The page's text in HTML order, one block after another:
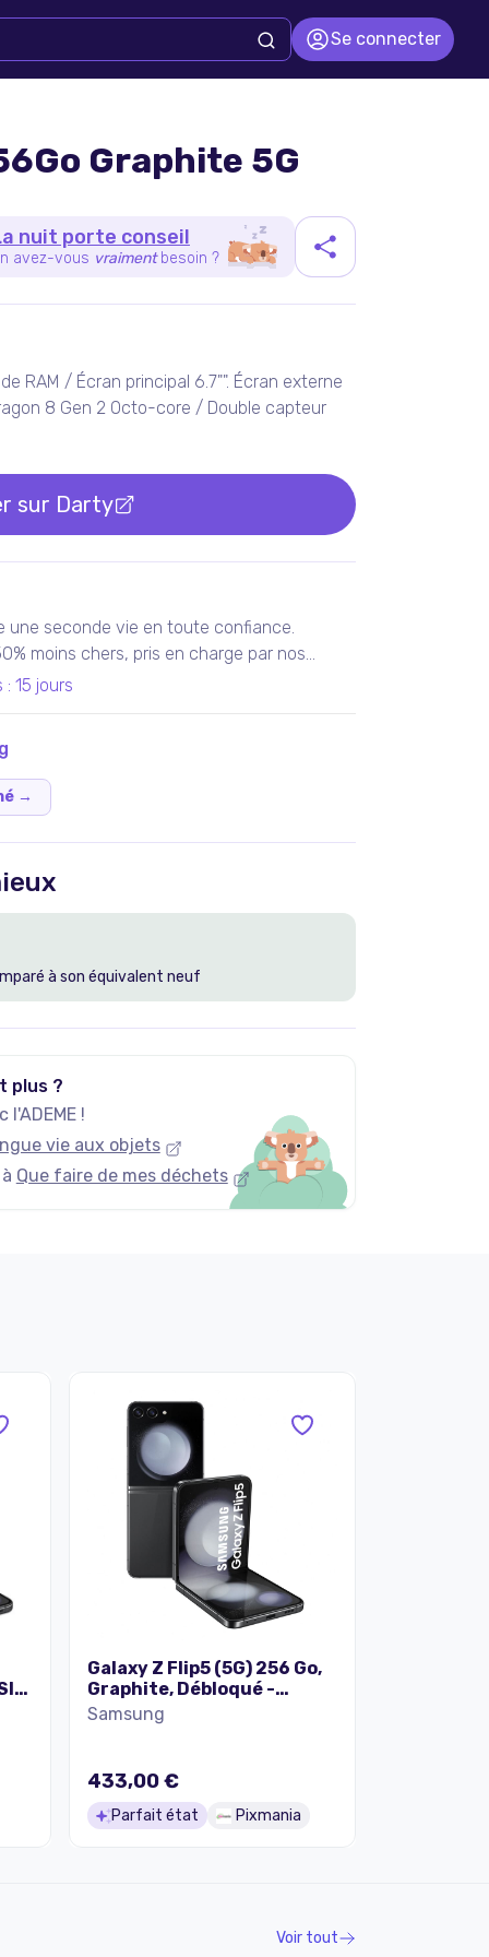
Se connecter
Graphite 5G
nuit porte conseil
avez-vous vraiment besoin ?
RAM / Écran principal 6.7"". Écran externe
8 Gen 2 Octo-core / Double capteur
sur Darty
une seconde vie en toute confiance.
moins chers, pris en charge par nos
en France ou chez nos partenaires.
: 15 jours
→
à son équivalent neuf
plus ?
!
vie aux objets
Que faire de mes déchets
Galaxy Z Flip5 (5G) 256 Go,
Graphite, Débloqué -
Excellent état
Samsung
433,00 €
Parfait état Pixmania
Voir tout